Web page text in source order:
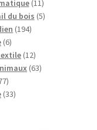
1111
produits
du bois 55
194194
66
produits
1212
produits
6363
77
produits
3333